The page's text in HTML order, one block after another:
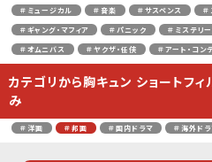
＃ミュージカル
＃音楽 ＃サスペンス ＃
＃ギャング・マフィア
＃パニック ＃ミステリー
＃オムニバス
＃ヤクザ・任侠 ＃アート・コン
カテゴリから胸キュン ショートフ
み
＃洋画 ＃邦画 ＃国内ドラマ ＃海外ド